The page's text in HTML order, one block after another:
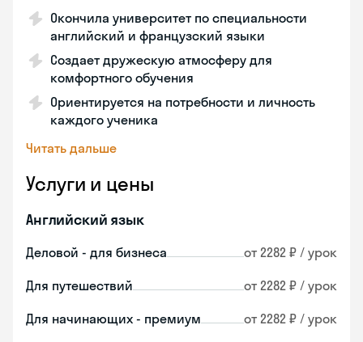
Окончила университет по специальности
английский и французский языки
Создает дружескую атмосферу для
комфортного обучения
Ориентируется на потребности и личность
каждого ученика
Читать дальше
Услуги и цены
Английский язык
Деловой - для бизнеса от 2282 ₽ / урок
Для путешествий от 2282 ₽ / урок
Для начинающих - премиум от 2282 ₽ / урок